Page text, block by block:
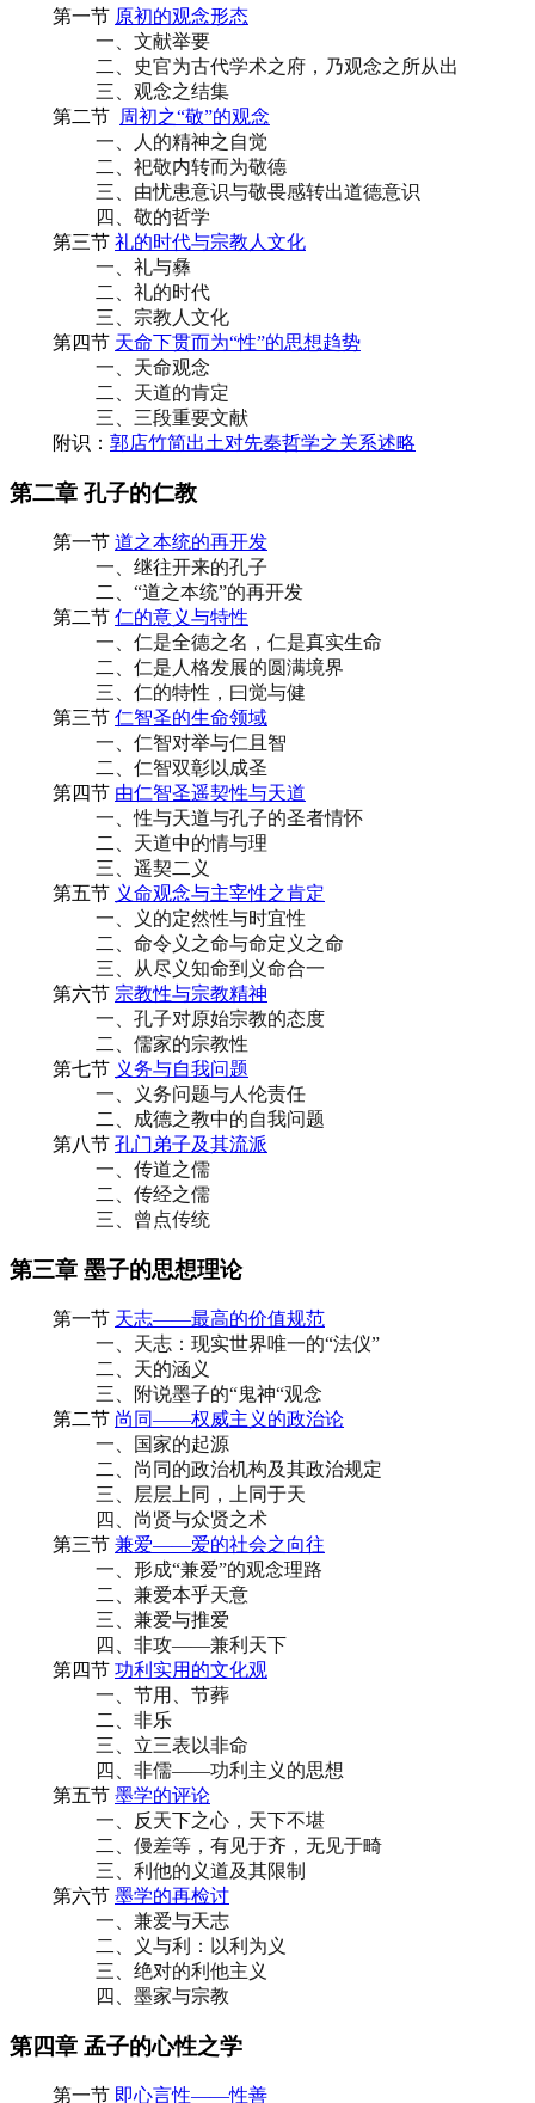
第一节 原初的观念形态
一、文献举要
二、史官为古代学术之府，乃观念之所从出
三、观念之结集
第二节 周初之“敬”的观念
一、人的精神之自觉
二、祀敬内转而为敬德
三、由忧患意识与敬畏感转出道德意识
四、敬的哲学
第三节 礼的时代与宗教人文化
一、礼与彝
二、礼的时代
三、宗教人文化
第四节 天命下贯而为“性”的思想趋势
一、天命观念
二、天道的肯定
三、三段重要文献
附识： 郭店竹简出土对先秦哲学之关系述略
第二章 孔子的仁教
第一节 道之本统的再开发
一、继往开来的孔子
二、“道之本统”的再开发
第二节 仁的意义与特性
一、仁是全德之名，仁是真实生命
二、仁是人格发展的圆满境界
三、仁的特性，曰觉与健
第三节 仁智圣的生命领域
一、仁智对举与仁且智
二、仁智双彰以成圣
第四节 由仁智圣遥契性与天道
一、性与天道与孔子的圣者情怀
二、天道中的情与理
三、遥契二义
第五节 义命观念与主宰性之肯定
一、义的定然性与时宜性
二、命令义之命与命定义之命
三、从尽义知命到义命合一
第六节 宗教性与宗教精神
一、孔子对原始宗教的态度
二、儒家的宗教性
第七节 义务与自我问题
一、义务问题与人伦责任
二、成德之教中的自我问题
第八节 孔门弟子及其流派
一、传道之儒
二、传经之儒
三、曾点传统
第三章 墨子的思想理论
第一节 天志——最高的价值规范
一、天志：现实世界唯一的“法仪”
二、天的涵义
三、附说墨子的“鬼神“观念
第二节 尚同——权威主义的政治论
一、国家的起源
二、尚同的政治机构及其政治规定
三、层层上同，上同于天
四、尚贤与众贤之术
第三节 兼爱——爱的社会之向往
一、形成“兼爱”的观念理路
二、兼爱本乎天意
三、兼爱与推爱
四、非攻——兼利天下
第四节 功利实用的文化观
一、节用、节葬
二、非乐
三、立三表以非命
四、非儒——功利主义的思想
第五节 墨学的评论
一、反天下之心，天下不堪
二、僈差等，有见于齐，无见于畸
三、利他的义道及其限制
第六节 墨学的再检讨
一、兼爱与天志
二、义与利：以利为义
三、绝对的利他主义
四、墨家与宗教
第四章 孟子的心性之学
第一节 即心言性——性善